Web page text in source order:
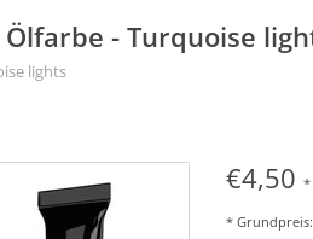
- Turquoise
lights
€4,50*
*